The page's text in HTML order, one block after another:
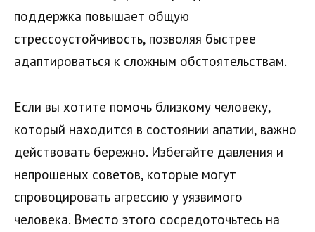
поддержка повышает общую
стрессоустойчивость, позволяя быстрее
адаптироваться к сложным обстоятельствам.
Если вы хотите помочь близкому человеку,
который находится в состоянии апатии, важно
действовать бережно. Избегайте давления и
непрошеных советов, которые могут
спровоцировать агрессию у уязвимого
человека. Вместо этого сосредоточьтесь на